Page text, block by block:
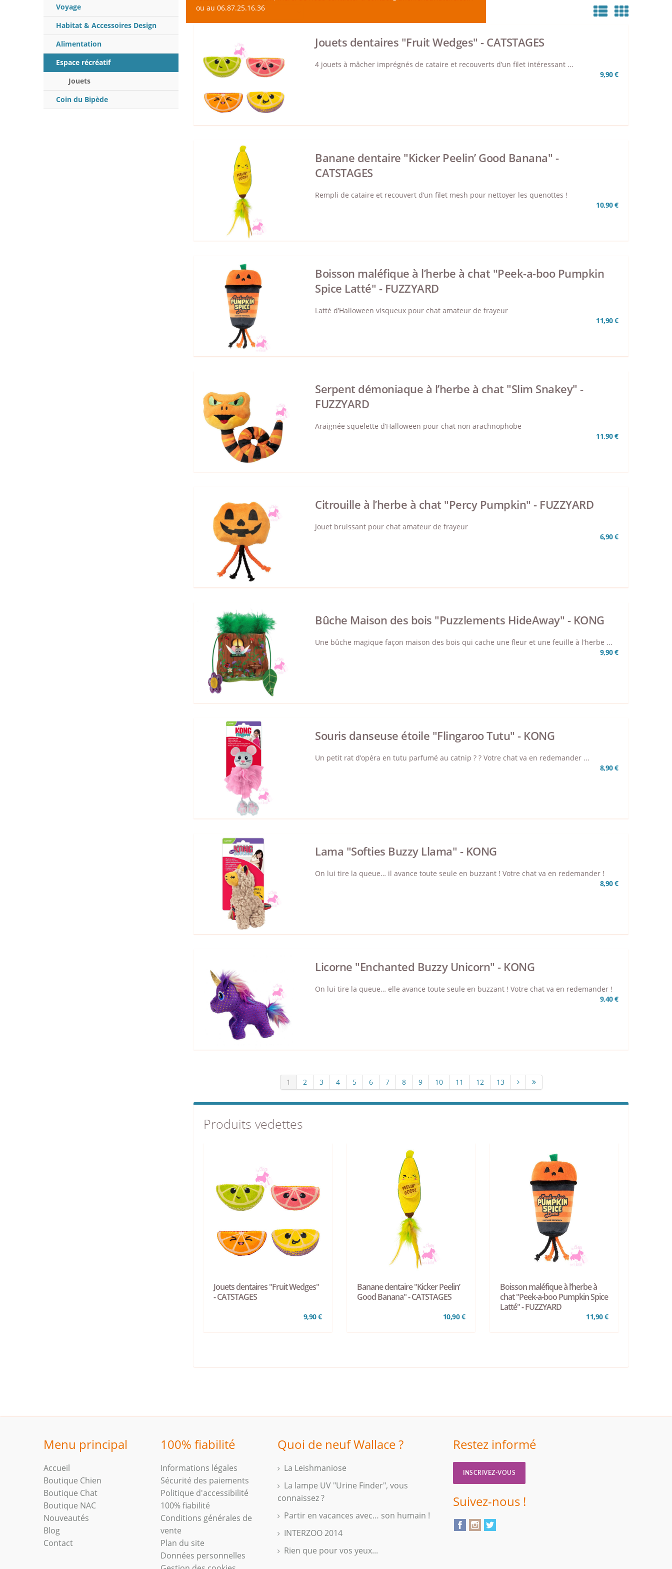
ou au 06.87.25.16.36
Voyage
Habitat & Accessoires Design
Alimentation
Espace récréatif
Jouets
Coin du Bipède
Jouets dentaires "Fruit Wedges" - CATSTAGES
4 jouets à mâcher imprégnés de cataire et recouverts d’un filet intéressant ...
9,90 €
Banane dentaire "Kicker Peelin’ Good Banana" -
CATSTAGES
Rempli de cataire et recouvert d’un filet mesh pour nettoyer les quenottes !
10,90 €
Boisson maléfique à l’herbe à chat "Peek-a-boo Pumpkin
Spice Latté" - FUZZYARD
Latté d’Halloween visqueux pour chat amateur de frayeur
11,90 €
Serpent démoniaque à l’herbe à chat "Slim Snakey" -
FUZZYARD
Araignée squelette d’Halloween pour chat non arachnophobe
11,90 €
Citrouille à l’herbe à chat "Percy Pumpkin" - FUZZYARD
Jouet bruissant pour chat amateur de frayeur
6,90 €
Bûche Maison des bois "Puzzlements HideAway" - KONG
Une bûche magique façon maison des bois qui cache une fleur et une feuille à l’herbe ...
9,90 €
Souris danseuse étoile "Flingaroo Tutu" - KONG
Un petit rat d’opéra en tutu parfumé au catnip ? ? Votre chat va en redemander ...
8,90 €
Lama "Softies Buzzy Llama" - KONG
On lui tire la queue… il avance toute seule en buzzant ! Votre chat va en redemander !
8,90 €
Licorne "Enchanted Buzzy Unicorn" - KONG
On lui tire la queue… elle avance toute seule en buzzant ! Votre chat va en redemander !
9,40 €
1 2 3 4 5 6 7 8 9 10 11 12 13
Produits vedettes
Jouets dentaires "Fruit Wedges"
- CATSTAGES
9,90 €
Banane dentaire "Kicker Peelin’
Good Banana" - CATSTAGES
10,90 €
Boisson maléfique à l’herbe à
chat "Peek-a-boo Pumpkin Spice
Latté" - FUZZYARD
11,90 €
Menu principal
Accueil
Boutique Chien
Boutique Chat
Boutique NAC
Nouveautés
Blog
Contact
100% fiabilité
Informations légales
Sécurité des paiements
Politique d'accessibilité
100% fiabilité
Conditions générales de
vente
Plan du site
Données personnelles
Quoi de neuf Wallace ?
La Leishmaniose
La lampe UV "Urine Finder", vous
connaissez ?
Partir en vacances avec… son humain !
INTERZOO 2014
Rien que pour vos yeux...
Restez informé
INSCRIVEZ-VOUS
Suivez-nous !